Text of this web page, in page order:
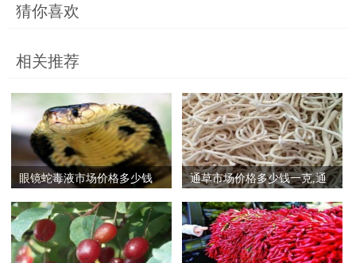
猜你喜欢
相关推荐
眼镜蛇毒液市场价格多少钱
通草市场价格多少钱一克,通